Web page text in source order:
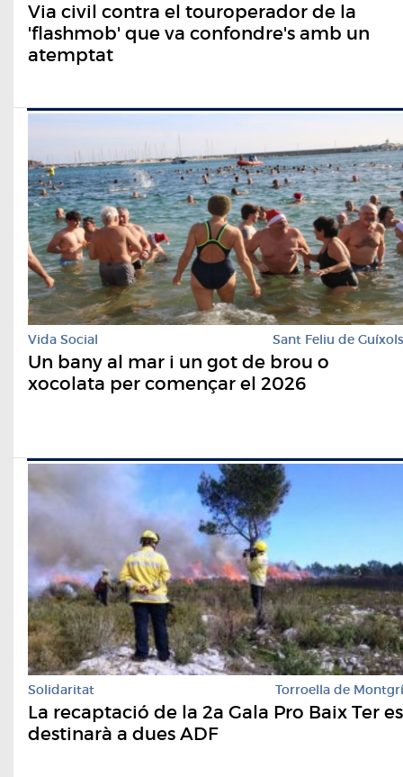
Via civil contra el touroperador de la
'flashmob' que va confondre's amb un
atemptat
Vida Social Sant Feliu de Guíxols
Un bany al mar i un got de brou o
xocolata per començar el 2026
Solidaritat Torroella de Montgrí
La recaptació de la 2a Gala Pro Baix Ter es
destinarà a dues ADF